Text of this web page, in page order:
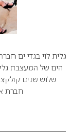
גלית לוי בגדי ים
הים של המעצבת
שלוש שנים
חברת